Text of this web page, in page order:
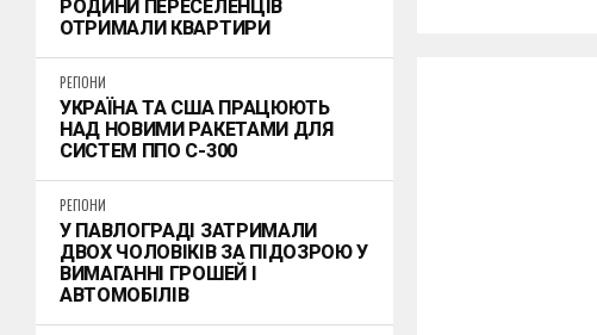
РОДИНИ ПЕРЕСЕЛЕНЦІВ
ОТРИМАЛИ КВАРТИРИ
РЕГІОНИ
УКРАЇНА ТА США ПРАЦЮЮТЬ
НАД НОВИМИ РАКЕТАМИ ДЛЯ
СИСТЕМ ППО С-300
РЕГІОНИ
У ПАВЛОГРАДІ ЗАТРИМАЛИ
ДВОХ ЧОЛОВІКІВ ЗА ПІДОЗРОЮ У
ВИМАГАННІ ГРОШЕЙ І
АВТОМОБІЛІВ